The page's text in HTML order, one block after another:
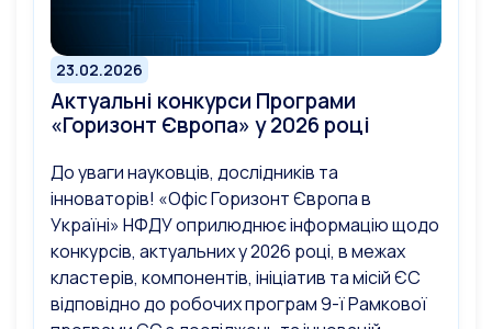
23.02.2026
Актуальні конкурси Програми
«Горизонт Європа» у 2026 році
До уваги науковців, дослідників та
інноваторів! «Офіс Горизонт Європа в
Україні» НФДУ оприлюднює інформацію щодо
конкурсів, актуальних у 2026 році, в межах
кластерів, компонентів, ініціатив та місій ЄС
відповідно до робочих програм 9-ї Рамкової